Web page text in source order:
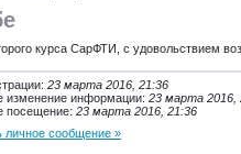
курса СарФТИ, с удовольствием
23 марта 2016, 21:36
изменение информации: 23 марта 2016,
посещение: 23 марта 2016, 21:36
личное сообщение »